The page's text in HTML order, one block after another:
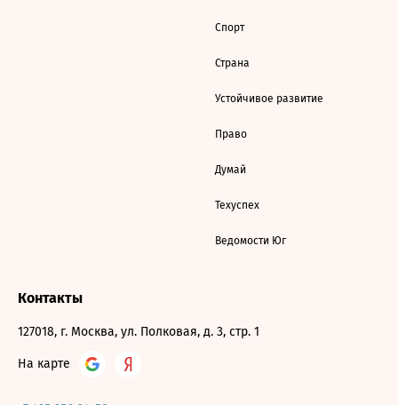
Спорт
Страна
Устойчивое развитие
Право
Думай
Техуспех
Ведомости Юг
Контакты
127018, г. Москва, ул. Полковая, д. 3, стр. 1
На карте